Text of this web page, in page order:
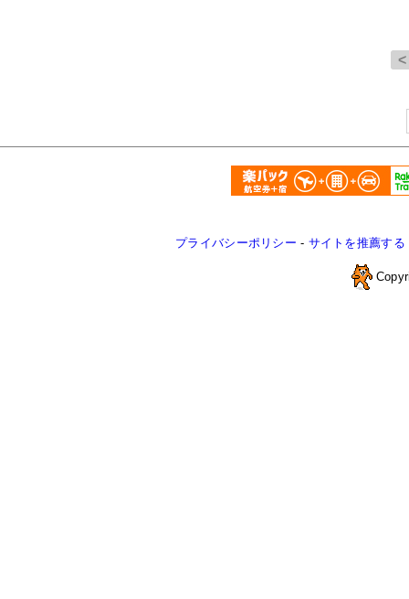
プライバシーポリシー - サイトを推薦する